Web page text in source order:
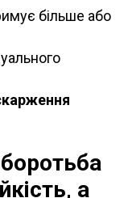
більше або
а